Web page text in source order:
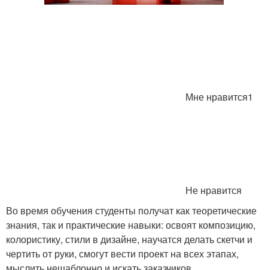
Мне нравится1
Не нравится
Во время обучения студенты получат как теоретические
знания, так и практические навыки: освоят композицию,
колористику, стили в дизайне, научатся делать скетчи и
чертить от руки, смогут вести проект на всех этапах,